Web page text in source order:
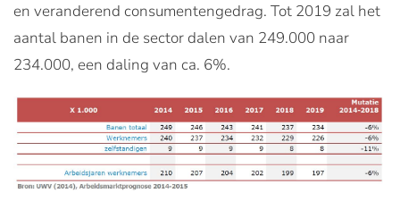
en veranderend consumentengedrag. Tot 2019 zal het
aantal banen in de sector dalen van 249.000 naar
234.000, een daling van ca. 6%.